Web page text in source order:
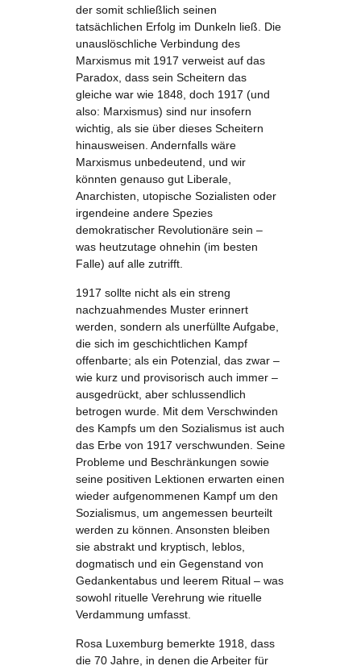
der somit schließlich seinen
tatsächlichen Erfolg im Dunkeln ließ. Die
unauslöschliche Verbindung des
Marxismus mit 1917 verweist auf das
Paradox, dass sein Scheitern das
gleiche war wie 1848, doch 1917 (und
also: Marxismus) sind nur insofern
wichtig, als sie über dieses Scheitern
hinausweisen. Andernfalls wäre
Marxismus unbedeutend, und wir
könnten genauso gut Liberale,
Anarchisten, utopische Sozialisten oder
irgendeine andere Spezies
demokratischer Revolutionäre sein –
was heutzutage ohnehin (im besten
Falle) auf alle zutrifft.
1917 sollte nicht als ein streng
nachzuahmendes Muster erinnert
werden, sondern als unerfüllte Aufgabe,
die sich im geschichtlichen Kampf
offenbarte; als ein Potenzial, das zwar –
wie kurz und provisorisch auch immer –
ausgedrückt, aber schlussendlich
betrogen wurde. Mit dem Verschwinden
des Kampfs um den Sozialismus ist auch
das Erbe von 1917 verschwunden. Seine
Probleme und Beschränkungen sowie
seine positiven Lektionen erwarten einen
wieder aufgenommenen Kampf um den
Sozialismus, um angemessen beurteilt
werden zu können. Ansonsten bleiben
sie abstrakt und kryptisch, leblos,
dogmatisch und ein Gegenstand von
Gedankentabus und leerem Ritual – was
sowohl rituelle Verehrung wie rituelle
Verdammung umfasst.
Rosa Luxemburg bemerkte 1918, dass
die 70 Jahre, in denen die Arbeiter für